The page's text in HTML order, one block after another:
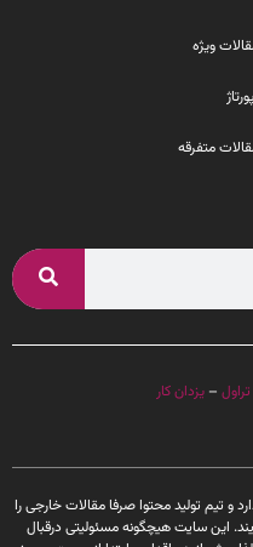
ویژه
متفرقه
– یزدان کار
و تیم تولید محتوا صرفا مقالات خارجی را
این سایت هیچگونه مسئولیتی درقبال